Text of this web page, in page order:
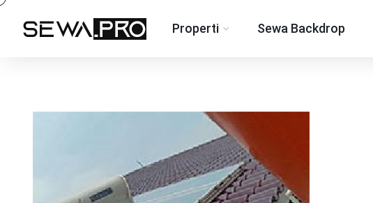
Properti Sewa Backdrop